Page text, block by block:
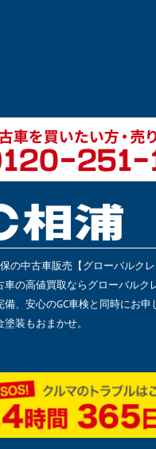
の中古車販売【グローバルク
車の高値買取ならグローバルク
備、安心のGC車検と同時にお申
装もおまかせ。